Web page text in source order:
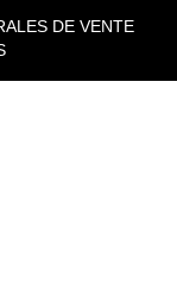
DE VENTE